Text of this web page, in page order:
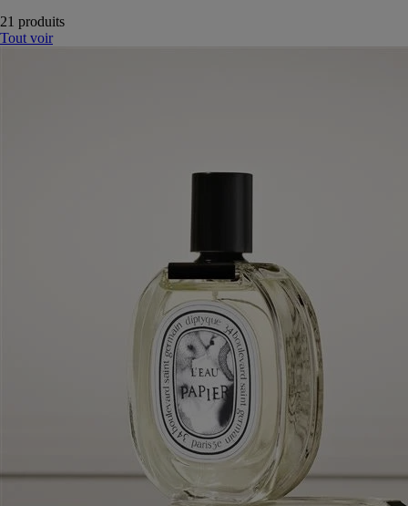
21 produits
Tout voir